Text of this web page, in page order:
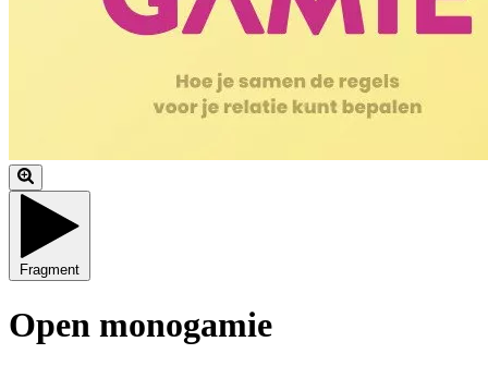
Fragment
Open monogamie